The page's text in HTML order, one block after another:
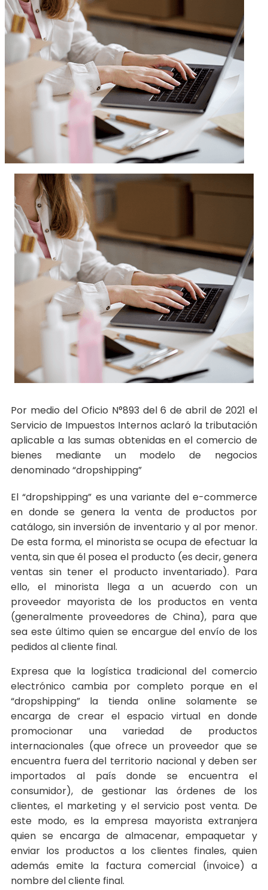
Por medio del Oficio N°893 del 6 de abril de 2021 el
Servicio de Impuestos Internos aclaró la tributación
aplicable a las sumas obtenidas en el comercio de
bienes mediante un modelo de negocios
denominado “dropshipping”
El “dropshipping” es una variante del e-commerce
en donde se genera la venta de productos por
catálogo, sin inversión de inventario y al por menor.
De esta forma, el minorista se ocupa de efectuar la
venta, sin que él posea el producto (es decir, genera
ventas sin tener el producto inventariado). Para
ello, el minorista llega a un acuerdo con un
proveedor mayorista de los productos en venta
(generalmente proveedores de China), para que
sea este último quien se encargue del envío de los
pedidos al cliente final.
Expresa que la logística tradicional del comercio
electrónico cambia por completo porque en el
“dropshipping” la tienda online solamente se
encarga de crear el espacio virtual en donde
promocionar una variedad de productos
internacionales (que ofrece un proveedor que se
encuentra fuera del territorio nacional y deben ser
importados al país donde se encuentra el
consumidor), de gestionar las órdenes de los
clientes, el marketing y el servicio post venta. De
este modo, es la empresa mayorista extranjera
quien se encarga de almacenar, empaquetar y
enviar los productos a los clientes finales, quien
además emite la factura comercial (invoice) a
nombre del cliente final.